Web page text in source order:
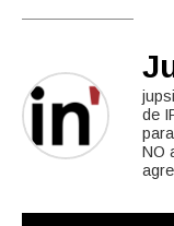
de
NO